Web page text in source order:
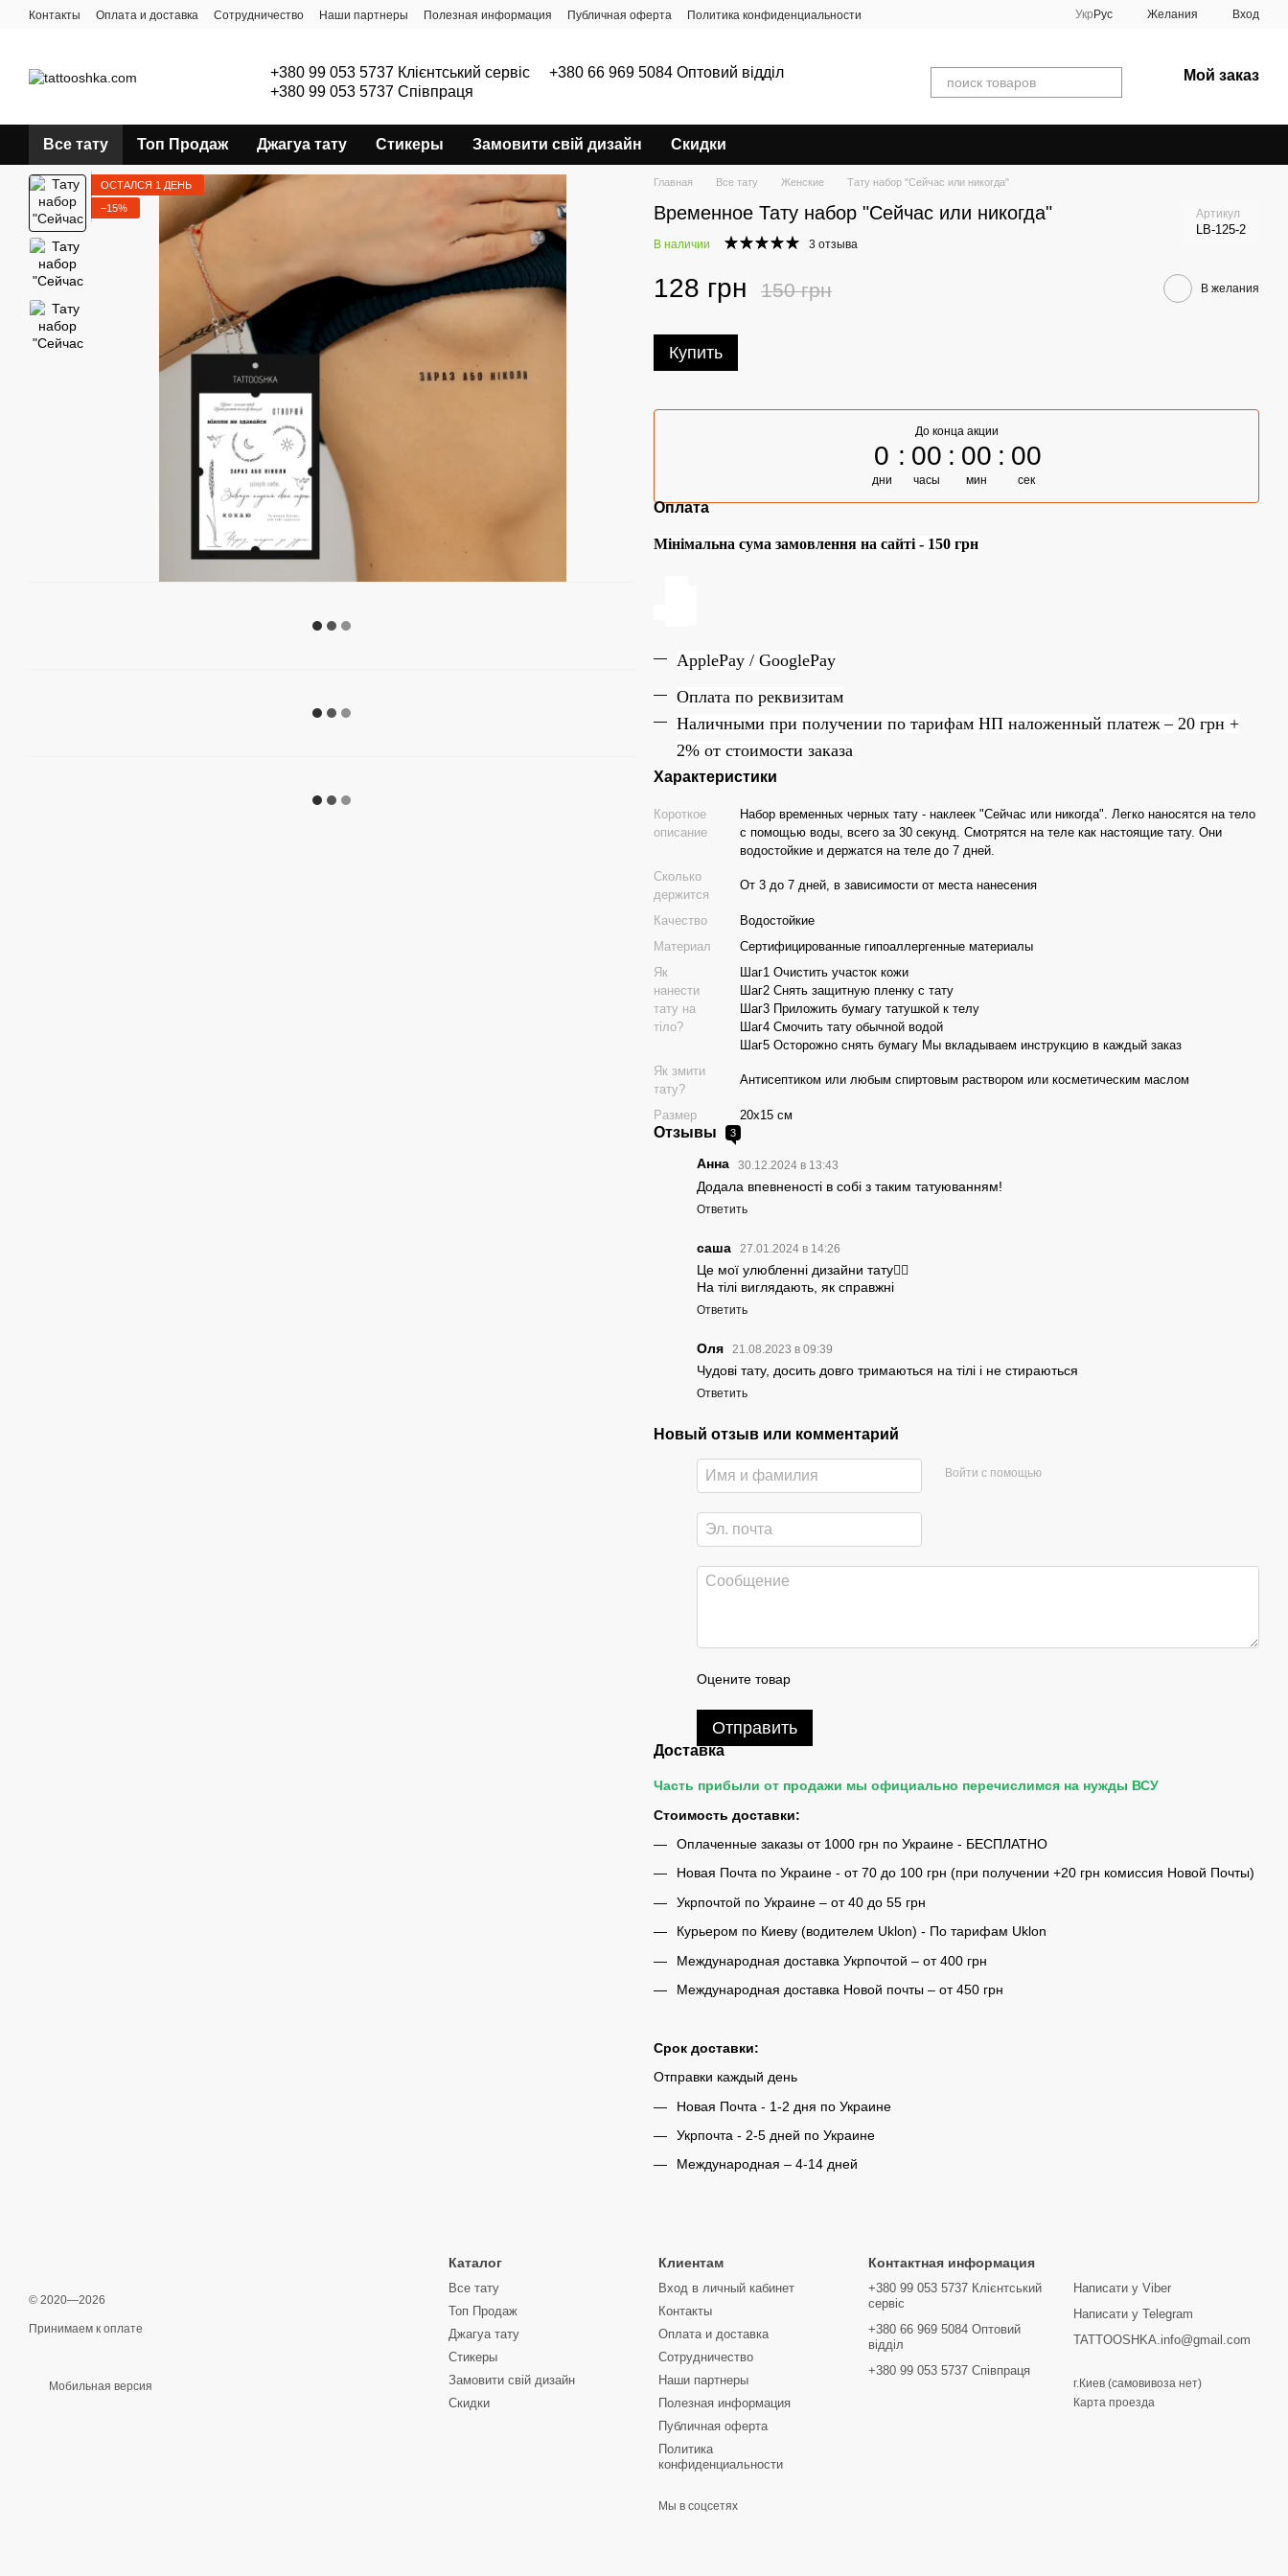
Перейти к основному контенту
Контакты Оплата и доставка Сотрудничество Наши партнеры Полезная информация Публичная оферта Политика конфиденциальности Укр Рус Желания Вход
+380 99 053 5737 Клієнтський сервіс
+380 66 969 5084 Оптовий відділ
+380 99 053 5737 Співпраця
Мой заказ
Все тату Топ Продаж Джагуа тату Стикеры Замовити свій дизайн Скидки
ОСТАЛСЯ 1 ДЕНЬ
−15%
Главная Все тату Женские Тату набор "Сейчас или никогда"
Временное Тату набор "Сейчас или никогда" Артикул
LB-125-2
В наличии 3 отзыва
128 грн 150 грн В желания
Купить
До конца акции
0
дни
00
часы
00
мин
00
сек
Оплата
Мінімальна сума замовлення на сайті - 150 грн
ApplePay / GooglePay
Оплата по реквизитам
Наличными при получении по тарифам НП наложенный платеж – 20 грн +
2% от стоимости заказа
Характеристики
Короткое
описание
Набор временных черных тату - наклеек "Сейчас или никогда". Легко наносятся на тело
с помощью воды, всего за 30 секунд. Смотрятся на теле как настоящие тату. Они
водостойкие и держатся на теле до 7 дней.
Сколько
держится
От 3 до 7 дней, в зависимости от места нанесения
Качество
Водостойкие
Материал
Сертифицированные гипоаллергенные материалы
Як
нанести
тату на
тіло?
Шаг1 Очистить участок кожи
Шаг2 Снять защитную пленку с тату
Шаг3 Приложить бумагу татушкой к телу
Шаг4 Смочить тату обычной водой
Шаг5 Осторожно снять бумагу Мы вкладываем инструкцию в каждый заказ
Як змити
тату?
Антисептиком или любым спиртовым раствором или косметическим маслом
Размер 20х15 см
Отзывы 3
Анна 30.12.2024 в 13:43
Додала впевненості в собі з таким татуюванням!
Ответить
саша 27.01.2024 в 14:26
Це мої улюбленні дизайни тату✌🏻
На тілі виглядають, як справжні
Ответить
Оля 21.08.2023 в 09:39
Чудові тату, досить довго тримаються на тілі і не стираються
Ответить
Новый отзыв или комментарий
Войти с помощью
Оцените товар
Отправить
Доставка
Часть прибыли от продажи мы официально перечислимся на нужды ВСУ
Стоимость доставки:
Оплаченные заказы от 1000 грн по Украине - БЕСПЛАТНО
Новая Почта по Украине - от 70 до 100 грн (при получении +20 грн комиссия Новой Почты)
Укрпочтой по Украине – от 40 до 55 грн
Курьером по Киеву (водителем Uklon) - По тарифам Uklon
Международная доставка Укрпочтой – от 400 грн
Международная доставка Новой почты – от 450 грн
Срок доставки:
Отправки каждый день
Новая Почта - 1-2 дня по Украине
Укрпочта - 2-5 дней по Украине
Международная – 4-14 дней
© 2020—2026
Принимаем к оплате
Мобильная версия
Каталог
Все тату
Топ Продаж
Джагуа тату
Стикеры
Замовити свій дизайн
Скидки
Клиентам
Вход в личный кабинет
Контакты
Оплата и доставка
Сотрудничество
Наши партнеры
Полезная информация
Публичная оферта
Политика
конфиденциальности
Мы в соцсетях
Контактная информация
+380 99 053 5737 Клієнтський
сервіс
+380 66 969 5084 Оптовий
відділ
+380 99 053 5737 Співпраця
Написати у Viber
Написати у Telegram
TATTOOSHKA.info@gmail.com
г.Киев (самовивоза нет)
Карта проезда